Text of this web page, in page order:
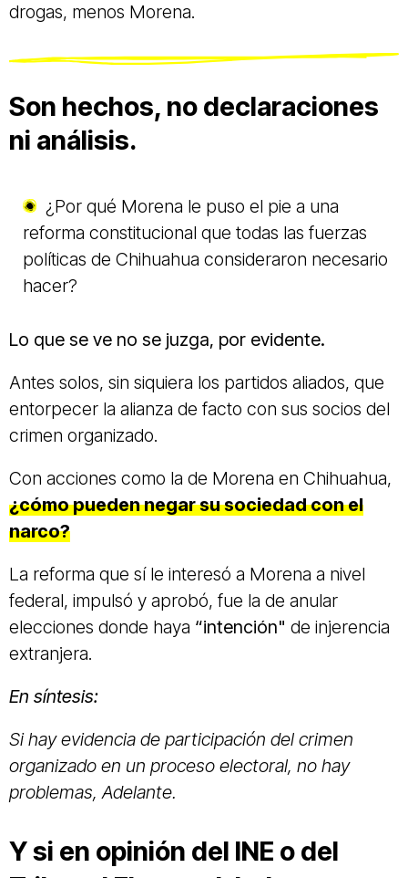
drogas, menos Morena.
Son hechos, no declaraciones
ni análisis.
¿Por qué Morena le puso el pie a una
reforma constitucional que todas las fuerzas
políticas de Chihuahua consideraron necesario
hacer?
Lo que se ve no se juzga, por evidente.
Antes solos, sin siquiera los partidos aliados, que
entorpecer la alianza de facto con sus socios del
crimen organizado.
Con acciones como la de Morena en Chihuahua,
¿cómo pueden negar su sociedad con el
narco?
La reforma que sí le interesó a Morena a nivel
federal, impulsó y aprobó, fue la de anular
elecciones donde haya “intención" de injerencia
extranjera.
En síntesis:
Si hay evidencia de participación del crimen
organizado en un proceso electoral, no hay
problemas, Adelante.
Y si en opinión del INE o del